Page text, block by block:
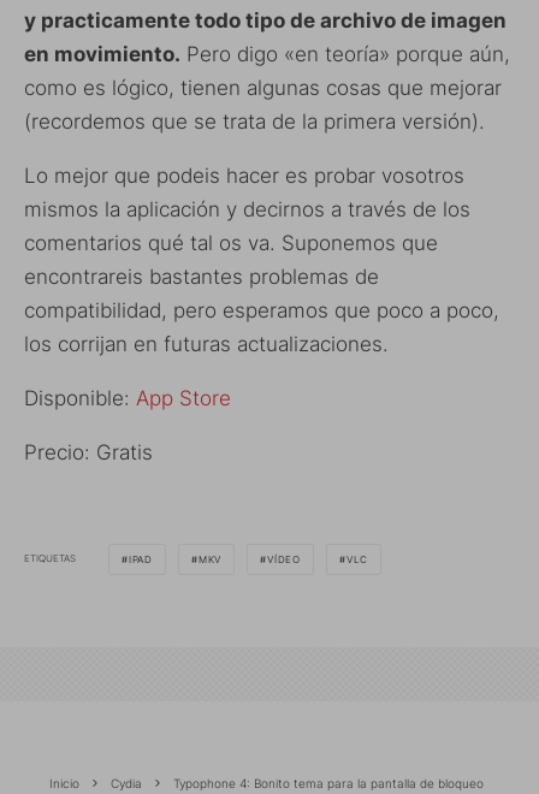
y practicamente todo tipo de archivo de imagen
en movimiento. Pero digo «en teoría» porque aún,
como es lógico, tienen algunas cosas que mejorar
(recordemos que se trata de la primera versión).
Lo mejor que podeis hacer es probar vosotros
mismos la aplicación y decirnos a través de los
comentarios qué tal os va. Suponemos que
encontrareis bastantes problemas de
compatibilidad, pero esperamos que poco a poco,
los corrijan en futuras actualizaciones.
Disponible: App Store
Precio: Gratis
ETIQUETAS IPAD MKV VÍDEO VLC
Inicio Cydia Typophone 4: Bonito tema para la pantalla de bloqueo